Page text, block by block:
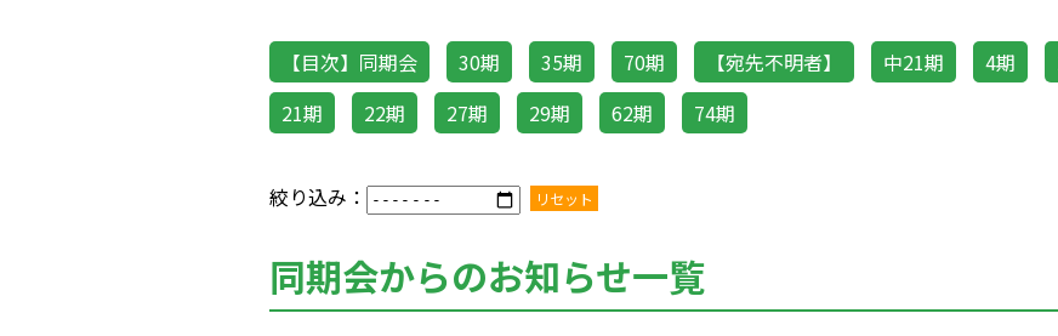
【目次】同期会 30期 35期 70期 【宛先不明者】 中21期 4期
21期
22期 27期 29期 62期 74期
絞り込み： リセット
同期会からのお知らせ一覧